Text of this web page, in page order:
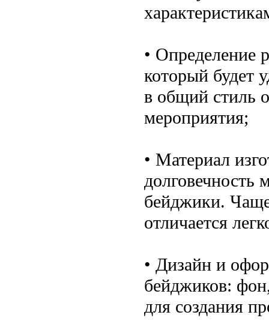
• Определение
который будет
в общий стиль
мероприятия;
• Материал
долговечность
бейджики.
отличается
• Дизайн и
бейджиков:
для создания